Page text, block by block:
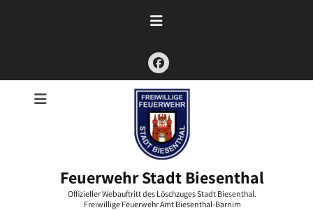
Facebook
Feuerwehr Stadt Biesenthal
Offizieller Webauftritt des Löschzuges Stadt Biesenthal.
Freiwillige Feuerwehr Amt Biesenthal-Barnim